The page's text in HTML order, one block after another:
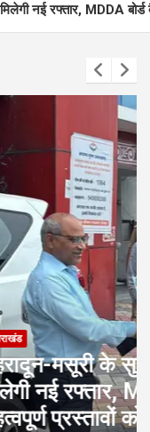
बोर्ड बैठक में 25 महत्वपूर्ण
विकास को
बैठक में 25